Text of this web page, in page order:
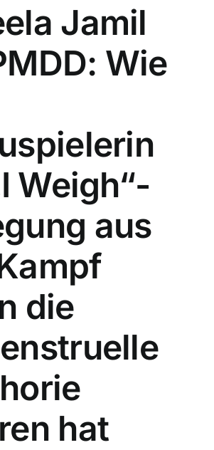
Jamil
Wie
Weigh“-
aus
die
hat